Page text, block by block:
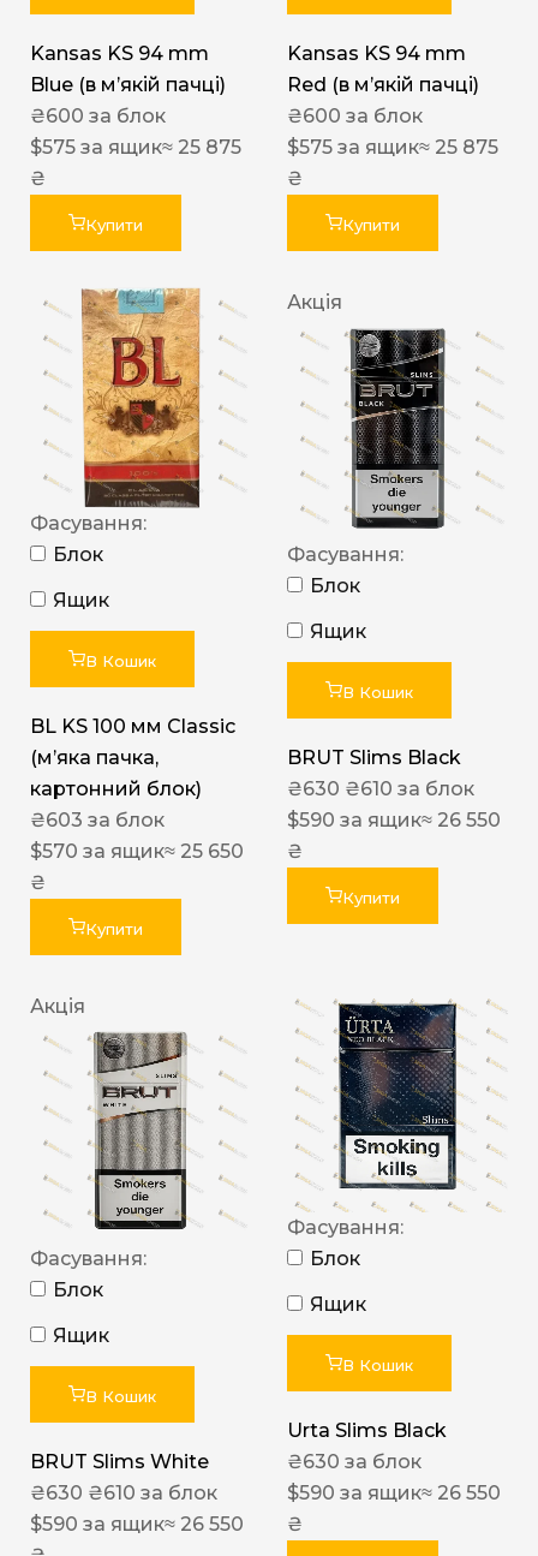
Kansas KS 94 mm
Blue (в мʼякій пачці)
₴600 за блок
$575 за ящик≈ 25 875
₴
Купити
Kansas KS 94 mm
Red (в мʼякій пачці)
₴600 за блок
$575 за ящик≈ 25 875
₴
Купити
Фасування:
Блок
Ящик
В Кошик
BL KS 100 мм Classic
(м’яка пачка,
картонний блок)
₴603 за блок
$570 за ящик≈ 25 650
₴
Купити
Акція
Фасування:
Блок
Ящик
В Кошик
BRUT Slims Black
₴630 ₴610 за блок
$590 за ящик≈ 26 550
₴
Купити
Акція
Фасування:
Блок
Ящик
В Кошик
BRUT Slims White
₴630 ₴610 за блок
$590 за ящик≈ 26 550
Фасування:
Блок
Ящик
В Кошик
Urta Slims Black
₴630 за блок
$590 за ящик≈ 26 550
₴